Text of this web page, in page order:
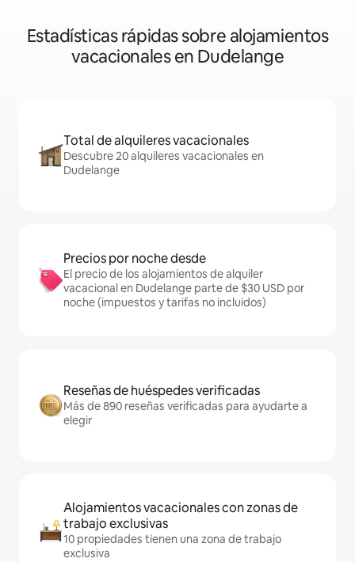
Estadísticas rápidas sobre alojamientos
vacacionales en Dudelange
Total de alquileres vacacionales
Descubre 20 alquileres vacacionales en
Dudelange
Precios por noche desde
El precio de los alojamientos de alquiler
vacacional en Dudelange parte de $30 USD por
noche (impuestos y tarifas no incluidos)
Reseñas de huéspedes verificadas
Más de 890 reseñas verificadas para ayudarte a
elegir
Alojamientos vacacionales con zonas de
trabajo exclusivas
10 propiedades tienen una zona de trabajo
exclusiva